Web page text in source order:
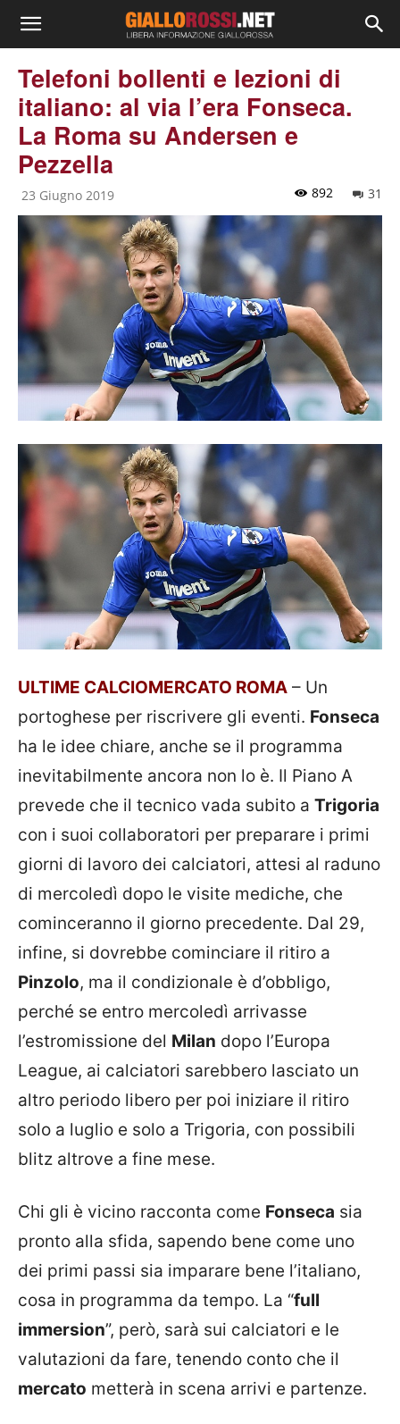
Telefoni bollenti e lezioni di
italiano: al via l’era Fonseca.
La Roma su Andersen e
Pezzella
23 Giugno 2019 31
892
ULTIME CALCIOMERCATO ROMA – Un
portoghese per riscrivere gli eventi. Fonseca
ha le idee chiare, anche se il programma
inevitabilmente ancora non lo è. Il Piano A
prevede che il tecnico vada subito a Trigoria
con i suoi collaboratori per preparare i primi
giorni di lavoro dei calciatori, attesi al raduno
di mercoledì dopo le visite mediche, che
cominceranno il giorno precedente. Dal 29,
infine, si dovrebbe cominciare il ritiro a
Pinzolo, ma il condizionale è d’obbligo,
perché se entro mercoledì arrivasse
l’estromissione del Milan dopo l’Europa
League, ai calciatori sarebbero lasciato un
altro periodo libero per poi iniziare il ritiro
solo a luglio e solo a Trigoria, con possibili
blitz altrove a fine mese.
Chi gli è vicino racconta come Fonseca sia
pronto alla sfida, sapendo bene come uno
dei primi passi sia imparare bene l’italiano,
cosa in programma da tempo. La “full
immersion”, però, sarà sui calciatori e le
valutazioni da fare, tenendo conto che il
mercato metterà in scena arrivi e partenze.